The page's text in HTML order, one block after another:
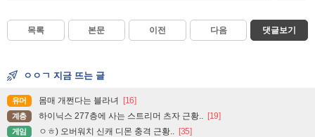
목록 본문 이전 다음 댓글보기
ㅇㅇㄱ 지금 뜨는 글
유머 몸매 개쩐다는 블라녀 [16]
계층 하이닉스 277층에 사는 스트리머 츠자 근황.. [19]
게임 ㅇㅎ) 오버워치 신캐 디몬 충격 근황.. [35]